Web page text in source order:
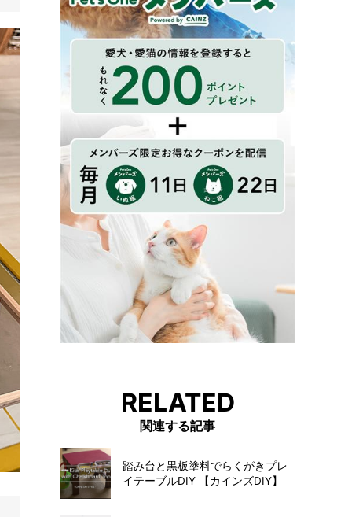
RELATED
関連する記事
踏み台と黒板塗料でらくがきプレ
イテーブルDIY 【カインズDIY】